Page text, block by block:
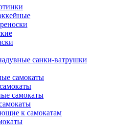
санки-ватрушки
самокаты
самокаты
к самокатам